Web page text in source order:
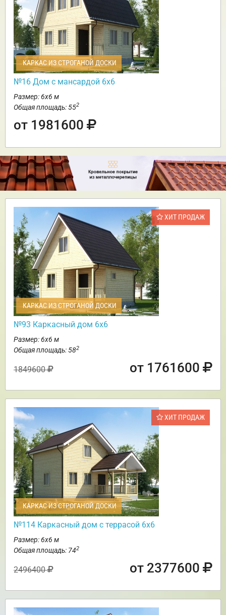
КАРКАС ИЗ СТРОГАНОЙ ДОСКИ
№16 Дом с мансардой 6х6
Размер: 6х6 м
Общая площадь: 552
от 1981600
ХИТ ПРОДАЖ
КАРКАС ИЗ СТРОГАНОЙ ДОСКИ
№93 Каркасный дом 6х6
Размер: 6х6 м
Общая площадь: 582
1849600 от 1761600
ХИТ ПРОДАЖ
КАРКАС ИЗ СТРОГАНОЙ ДОСКИ
№114 Каркасный дом с террасой 6х6
Размер: 6х6 м
Общая площадь: 742
2496400 от 2377600